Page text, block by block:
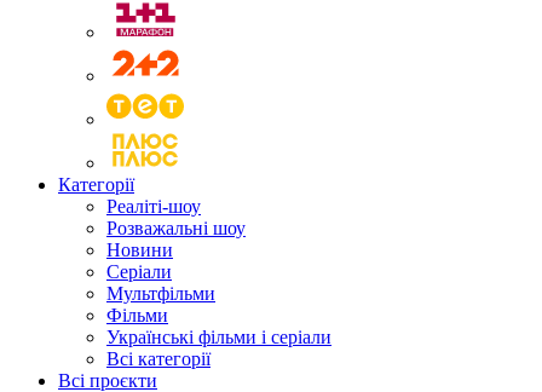
Категорії
Реаліті-шоу
Розважальні шоу
Новини
Серіали
Мультфільми
Фільми
Українські фільми і серіали
Всі категорії
Всі проєкти